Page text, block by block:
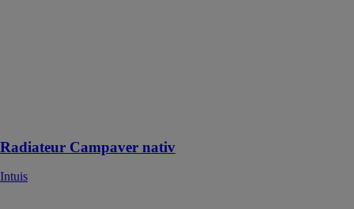
Radiateur Campaver nativ
Intuis